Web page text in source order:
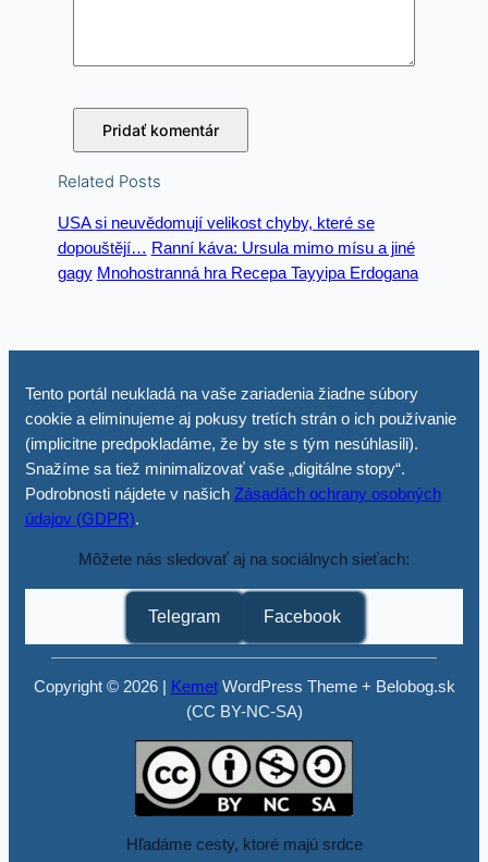
Related Posts
USA si neuvědomují velikost chyby, které se
dopouštějí… Ranní káva: Ursula mimo mísu a jiné
gagy Mnohostranná hra Recepa Tayyipa Erdogana
Tento portál neukladá na vaše zariadenia žiadne súbory
cookie a eliminujeme aj pokusy tretích strán o ich používanie
(implicitne predpokladáme, že by ste s tým nesúhlasili).
Snažíme sa tiež minimalizovať vaše „digitálne stopy“.
Podrobnosti nájdete v našich Zásadách ochrany osobných
údajov (GDPR).
Môžete nás sledovať aj na sociálnych sieťach:
Telegram Facebook
Copyright © 2026 | KemetWordPress Theme + Belobog.sk
(CC BY-NC-SA)
Hľadáme cesty, ktoré majú srdce